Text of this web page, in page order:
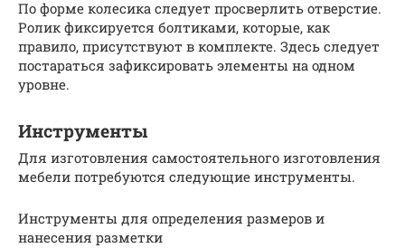
По форме колесика следует просверлить отверстие.
Ролик фиксируется болтиками, которые, как
правило, присутствуют в комплекте. Здесь следует
постараться зафиксировать элементы на одном
уровне.
Инструменты
Для изготовления самостоятельного изготовления
мебели потребуются следующие инструменты.
Инструменты для определения размеров и
нанесения разметки